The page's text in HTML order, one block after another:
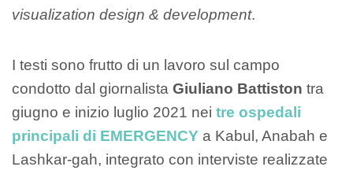
visualization design & development.
I testi sono frutto di un lavoro sul campo
condotto dal giornalista Giuliano Battiston tra
giugno e inizio luglio 2021 nei tre ospedali
principali di EMERGENCY a Kabul, Anabah e
Lashkar-gah, integrato con interviste realizzate